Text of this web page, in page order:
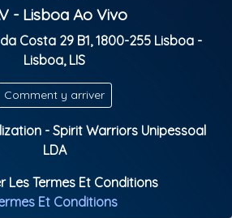
- Lisboa Ao Vivo
Costa 29 B1, 1800-255 Lisboa -
Lisboa, LIS
Comment y arriver
- Spirit Warriors Unipessoal
LDA
Les Termes Et Conditions
Et Conditions